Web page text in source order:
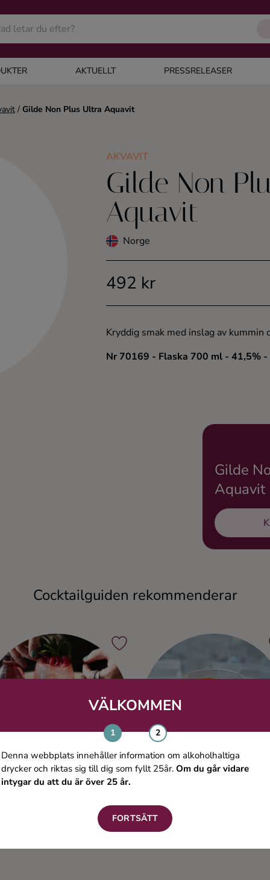
AKTUELLT PRESSRELEASER
VÄLKOMMEN
Denna webbplats innehåller information om alkoholhaltiga
drycker och riktas sig till dig som fyllt 25år. Om du går vidare
intygar du att du är över 25 år.
FORTSÄTT
/ Gilde Non Plus Ultra Aquavit
AKVAVIT
Gilde Non
Aquavit
Norge
492 kr
Kryddig smak med inslag av kummin
Nr 70169 - Flaska 700 ml - 41,5% -
Gilde
Aquavit
Cocktailguiden rekommenderar